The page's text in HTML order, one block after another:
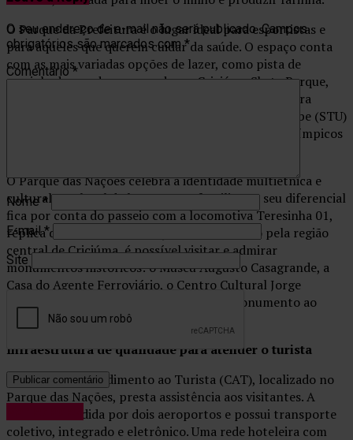
O Parque da Prefeitura é o lugar ideal para esportistas e
para aqueles que querem cuidar da saúde. O espaço conta
com as mais variadas opções de lazer, como pista de
caminhada, quadras e o moderno Criciúma Skate Parque,
construído nos padrões olímpicos e selecionado para
sediar grandes competições, como o Skate Total Urbe (STU)
National, que atrai grandes nomes e medalhistas olímpicos
O Parque das Nações celebra a identidade multiétnica e
cultural. Um local de lazer para a família, e o seu diferencial
fica por conta do passeio com a locomotiva Teresinha 01,
réplica de uma Maria Fumaça. Em um passeio pela região
central de Criciúma, é possível visitar e admirar
monumentos históricos: o Museu Augusto Casagrande, a
Casa do Agente Ferroviário, o Centro Cultural Jorge
Zanatta e a Praça Nereu Ramos, com o Monumento ao
Mineiro e a Catedral São José.
Infraestrutura de qualidade para atender o turista
O Centro de Atendimento ao Turista (CAT), localizado no
Parque das Nações, presta assistência aos visitantes. A
cidade é atendida por dois aeroportos e possui transporte
coletivo, integrado e eletrônico. Uma rede hoteleira com
O seu endereço de e-mail não será publicado. Campos
obrigatórios são marcados com*
Comentário*
Nome*
E-mail*
Site